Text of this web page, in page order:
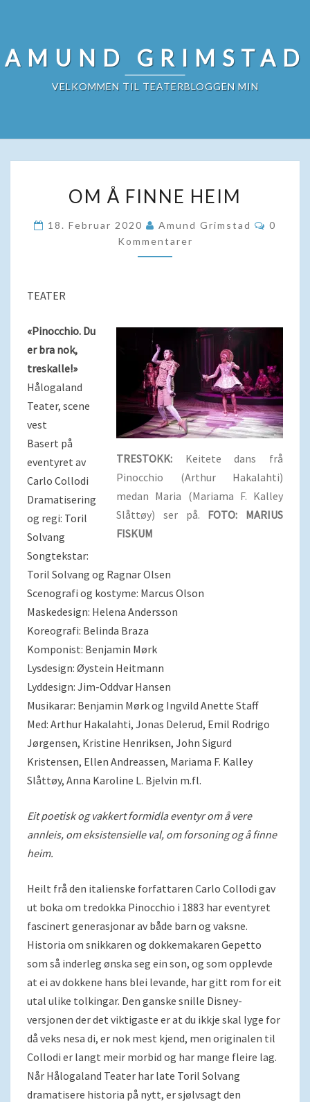
content
AMUND GRIMSTAD
VELKOMMEN TIL TEATERBLOGGEN MIN
HEIM
OM Å FINNE HEIM
18. Februar 2020 Amund Grimstad
0
Kommentarer
TEATER
TRESTOKK: Keitete dans frå
Pinocchio (Arthur Hakalahti)
medan Maria (Mariama F. Kalley
Slåttøy) ser på. FOTO: MARIUS
FISKUM
«Pinocchio. Du
er bra nok,
treskalle!»
Hålogaland
Teater, scene
vest
Basert på
eventyret av
Carlo Collodi
Dramatisering
og regi: Toril
Solvang
Songtekstar:
Toril Solvang og Ragnar Olsen
Scenografi og kostyme: Marcus Olson
Maskedesign: Helena Andersson
Koreografi: Belinda Braza
Komponist: Benjamin Mørk
Lysdesign: Øystein Heitmann
Lyddesign: Jim-Oddvar Hansen
Musikarar: Benjamin Mørk og Ingvild Anette Staff
Med: Arthur Hakalahti, Jonas Delerud, Emil Rodrigo
Jørgensen, Kristine Henriksen, John Sigurd
Kristensen, Ellen Andreassen, Mariama F. Kalley
Slåttøy, Anna Karoline L. Bjelvin m.fl.
Eit poetisk og vakkert formidla eventyr om å vere
annleis, om eksistensielle val, om forsoning og å finne
heim.
Heilt frå den italienske forfattaren Carlo Collodi gav
ut boka om tredokka Pinocchio i 1883 har eventyret
fascinert generasjonar av både barn og vaksne.
Historia om snikkaren og dokkemakaren Gepetto
som så inderleg ønska seg ein son, og som opplevde
at ei av dokkene hans blei levande, har gitt rom for eit
utal ulike tolkingar. Den ganske snille Disney-
versjonen der det viktigaste er at du ikkje skal lyge for
då veks nesa di, er nok mest kjend, men originalen til
Collodi er langt meir morbid og har mange fleire lag.
Når Hålogaland Teater har late Toril Solvang
dramatisere historia på nytt, er sjølvsagt den